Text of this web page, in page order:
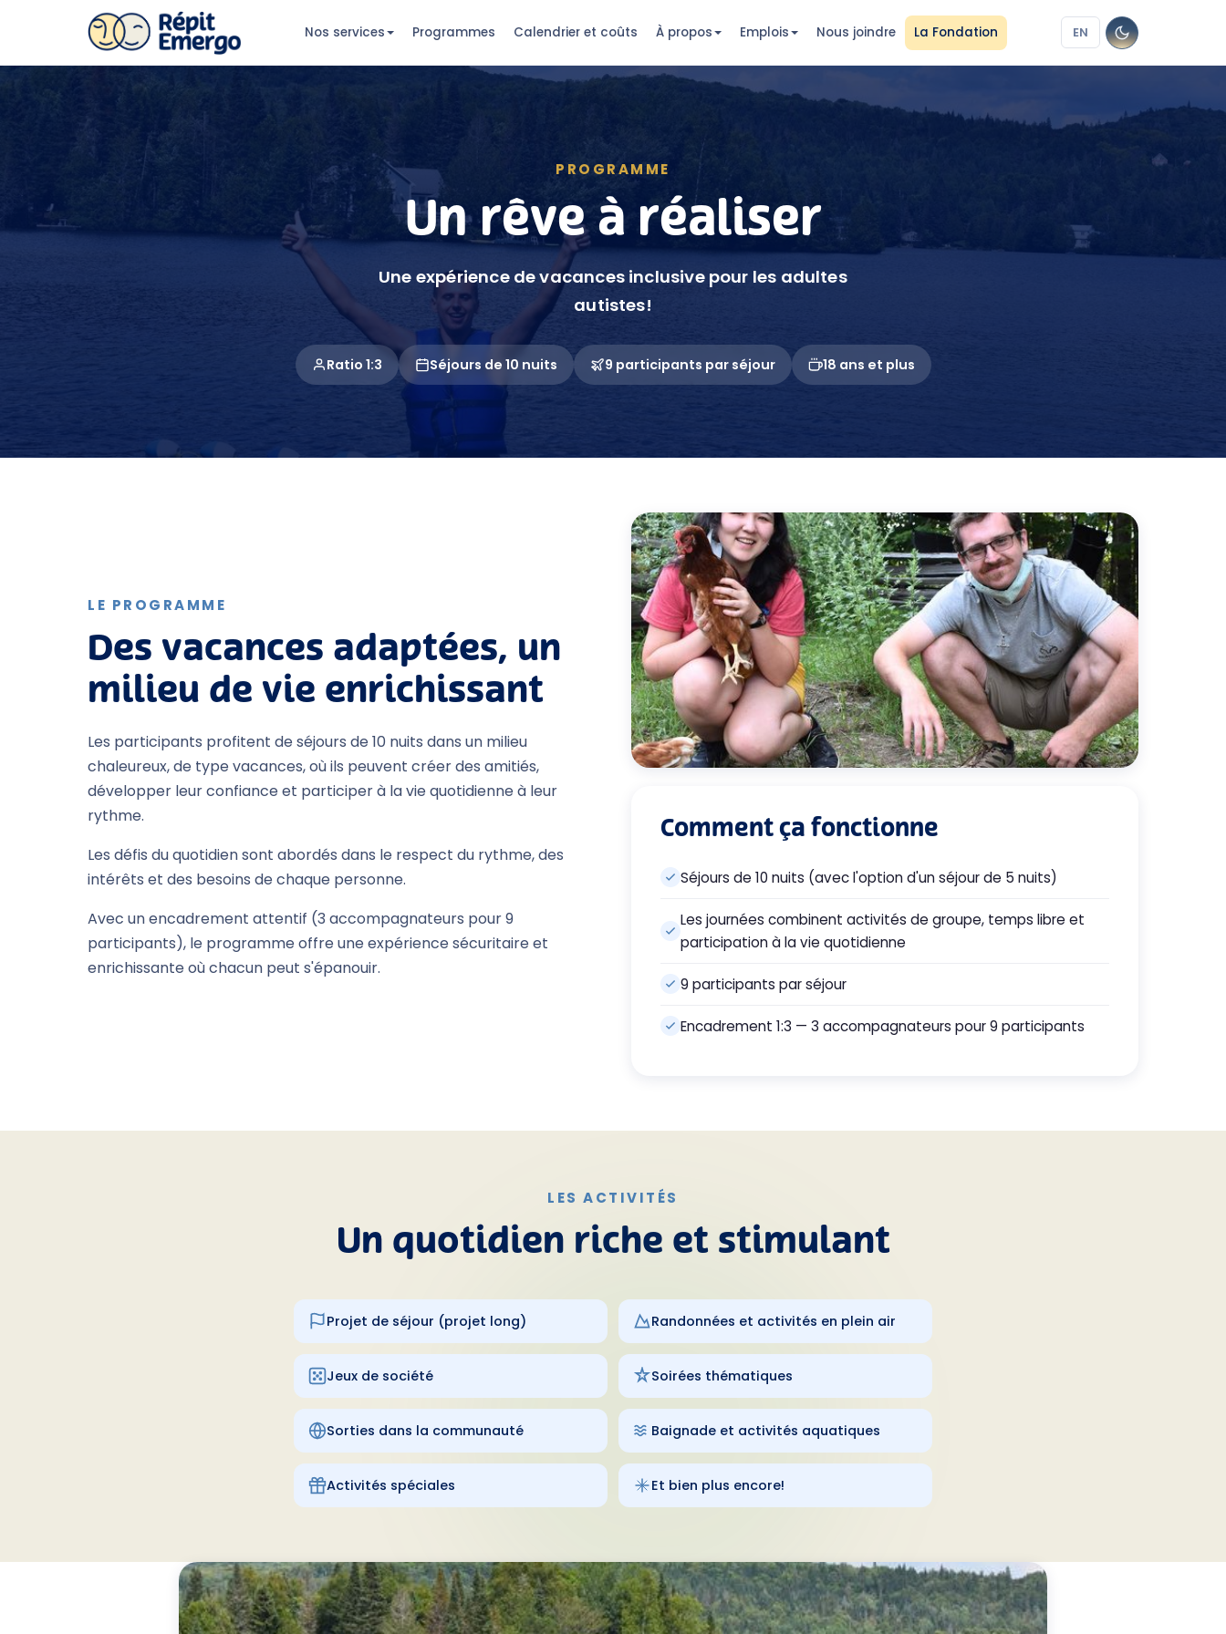
Nos services Programmes Calendrier et coûts À propos Emplois Nous joindre La Fondation EN
PROGRAMME
Un rêve à réaliser
Une expérience de vacances inclusive pour les adultes
autistes!
Ratio 1:3 Séjours de 10 nuits 9 participants par séjour 18 ans et plus
LE PROGRAMME
Des vacances adaptées, un
milieu de vie enrichissant
Les participants profitent de séjours de 10 nuits dans un milieu
chaleureux, de type vacances, où ils peuvent créer des amitiés,
développer leur confiance et participer à la vie quotidienne à leur
rythme.
Les défis du quotidien sont abordés dans le respect du rythme, des
intérêts et des besoins de chaque personne.
Avec un encadrement attentif (3 accompagnateurs pour 9
participants), le programme offre une expérience sécuritaire et
enrichissante où chacun peut s'épanouir.
Comment ça fonctionne
Séjours de 10 nuits (avec l'option d'un séjour de 5 nuits)
Les journées combinent activités de groupe, temps libre et
participation à la vie quotidienne
9 participants par séjour
Encadrement 1:3 — 3 accompagnateurs pour 9 participants
LES ACTIVITÉS
Un quotidien riche et stimulant
Projet de séjour (projet long) Randonnées et activités en plein air
Jeux de société Soirées thématiques
Sorties dans la communauté Baignade et activités aquatiques
Activités spéciales Et bien plus encore!